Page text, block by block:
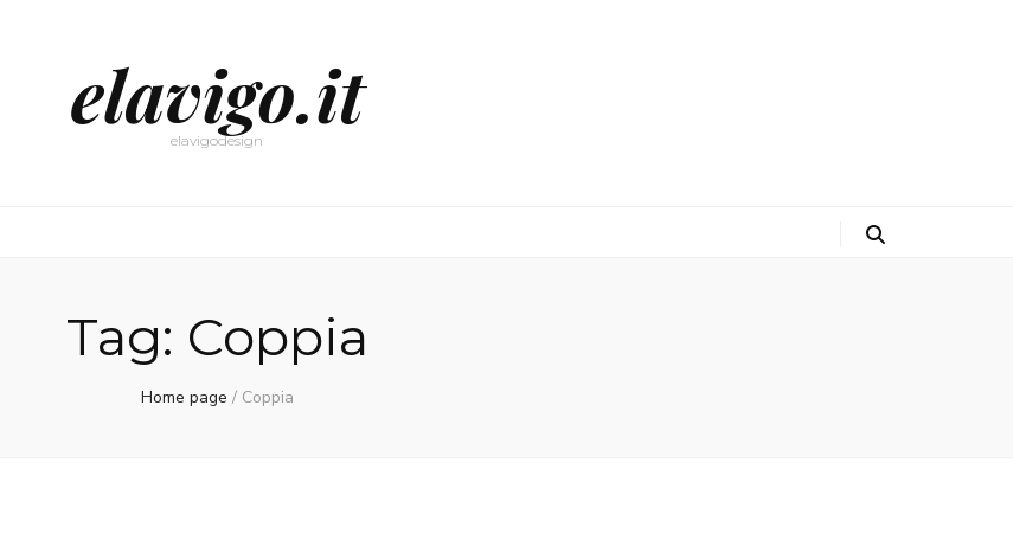
elavigo.it
elavigodesign
Tag: Coppia
Home page / Coppia